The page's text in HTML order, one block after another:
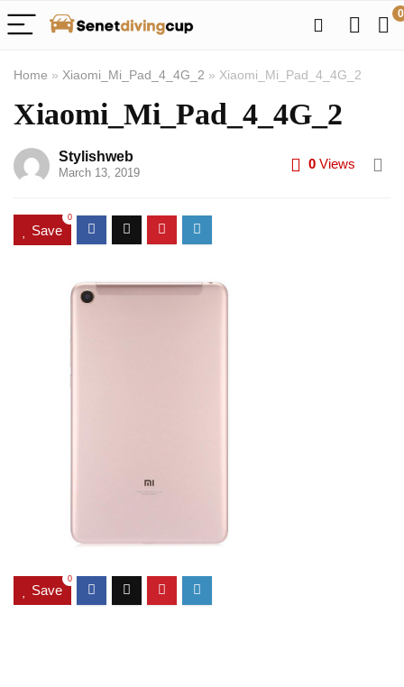
0
Home » Xiaomi_Mi_Pad_4_4G_2 » Xiaomi_Mi_Pad_4_4G_2
Xiaomi_Mi_Pad_4_4G_2
Stylishweb
March 13, 2019
0 Views
Save
0
Save
0